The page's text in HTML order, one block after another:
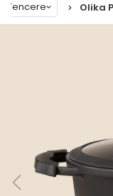
Tencere Olika